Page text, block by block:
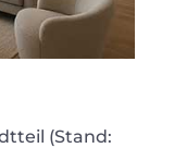
(Stand: